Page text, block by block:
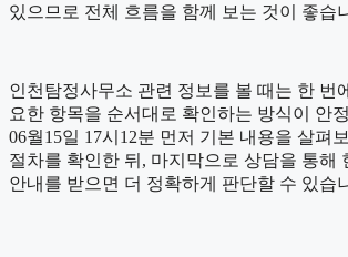
있으므로 전체 흐름을 함께 보는 것이 좋습
인천탐정사무소 관련 정보를 볼 때는 한 번
요한 항목을 순서대로 확인하는 방식이 안
06월15일 17시12분 먼저 기본 내용을 살펴
절차를 확인한 뒤, 마지막으로 상담을 통해
안내를 받으면 더 정확하게 판단할 수 있습